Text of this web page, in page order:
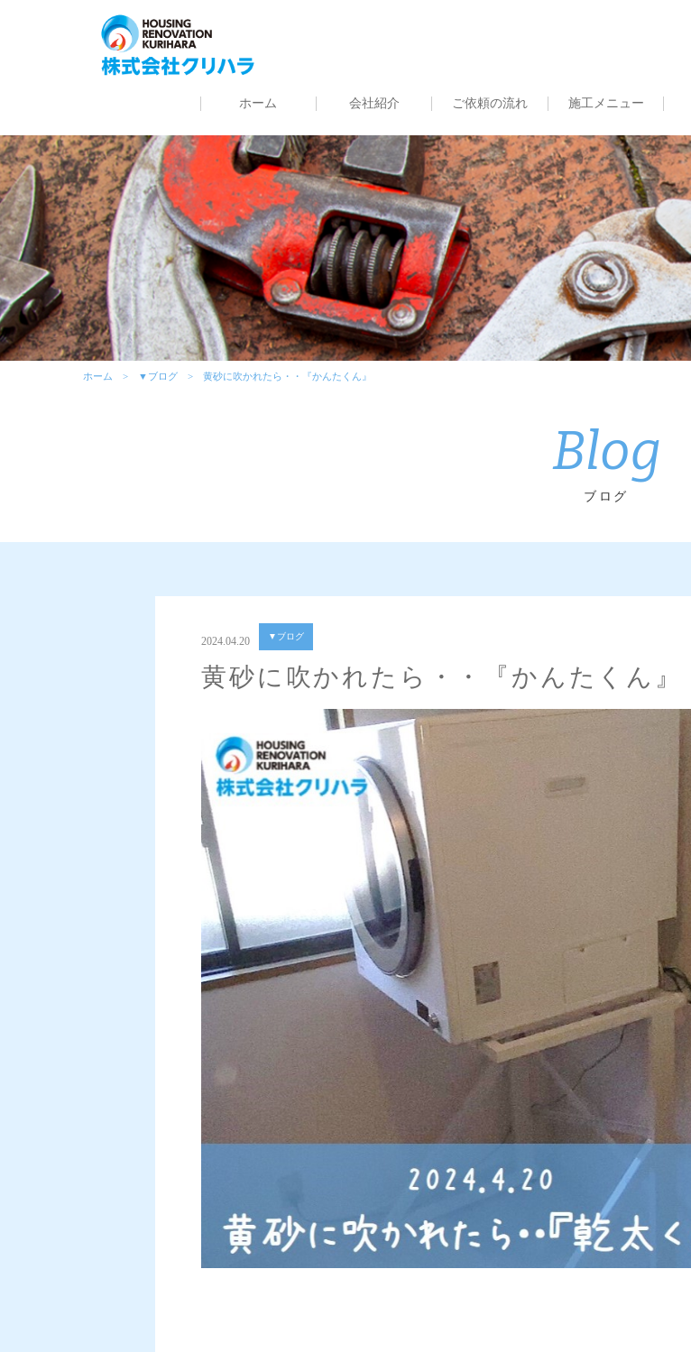
ホーム 会社紹介 ご依頼の流れ 施工メニュー
ホーム ▼ブログ 黄砂に吹かれたら・・『かんたくん』
Blog
ブログ
2024.04.20 ▼ブログ
黄砂に吹かれたら・・『かんたくん』